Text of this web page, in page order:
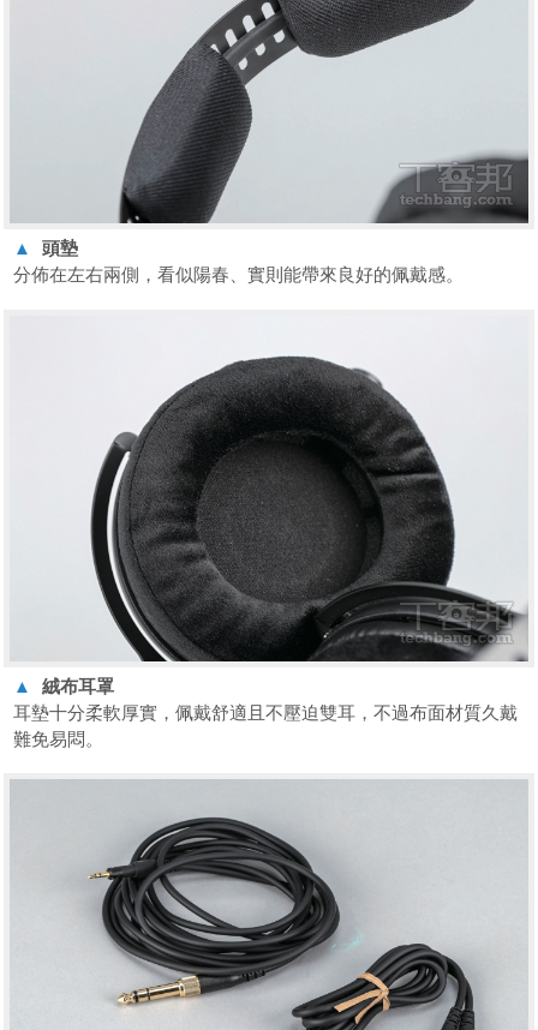
▲
頭墊
分佈在左右兩側，看似陽春、實則能帶來良好的佩戴感。
▲
絨布耳罩
耳墊十分柔軟厚實，佩戴舒適且不壓迫雙耳，不過布面材質久戴
難免易悶。